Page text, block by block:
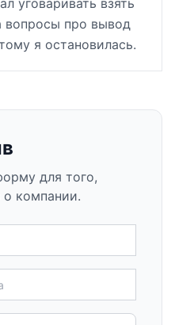
уговаривать взять
вопросы про вывод
я остановилась.
для того,
о компании.